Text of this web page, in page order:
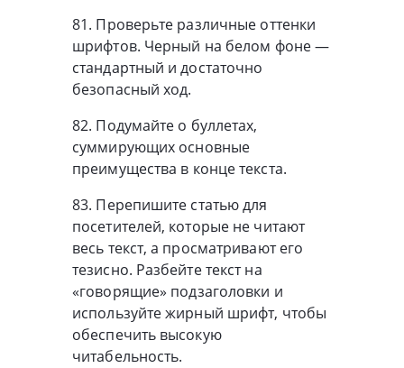
81. Проверьте различные оттенки
шрифтов. Черный на белом фоне —
стандартный и достаточно
безопасный ход.
82. Подумайте о буллетах,
суммирующих основные
преимущества в конце текста.
83. Перепишите статью для
посетителей, которые не читают
весь текст, а просматривают его
тезисно. Разбейте текст на
«говорящие» подзаголовки и
используйте жирный шрифт, чтобы
обеспечить высокую
читабельность.